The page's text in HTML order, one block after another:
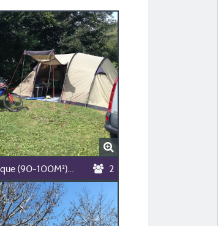
Emplacement Classique (90-100M²), Électric. 6A(1Installation/1 Voiture/Électricité 6A)+Raccordement 2